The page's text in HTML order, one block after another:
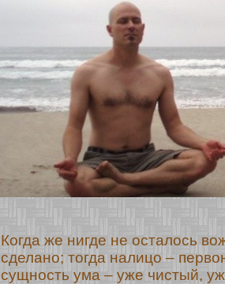
Когда же нигде не осталось
сделано; тогда налицо –
сущность ума – уже чистый,